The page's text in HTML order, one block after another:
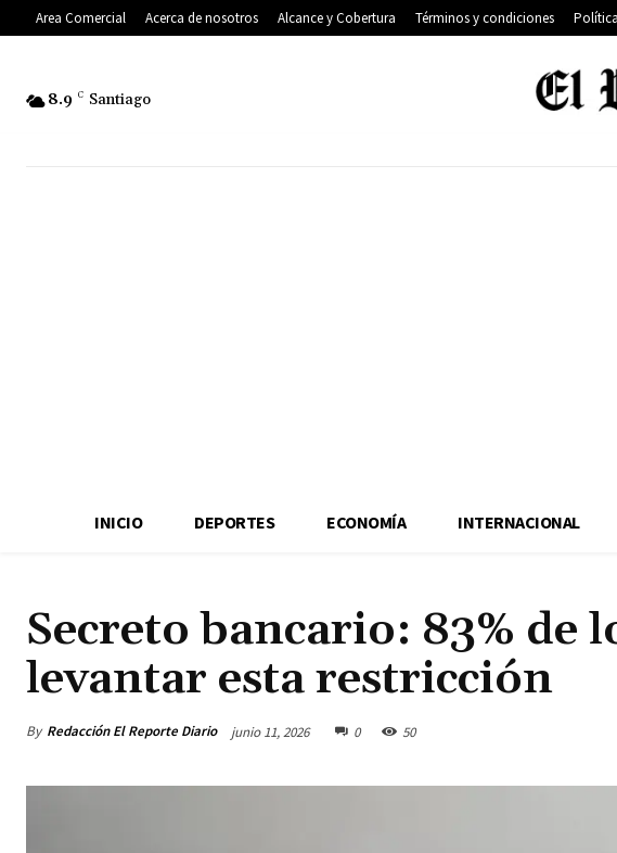
Area Comercial Acerca de nosotros Alcance y Cobertura Términos y condiciones
8.9 C Santiago
INICIO DEPORTES ECONOMÍA INTERNACIONAL
Secreto bancario: 83% de
levantar esta restricción
By Redacción El Reporte Diario junio 11, 2026 0 50